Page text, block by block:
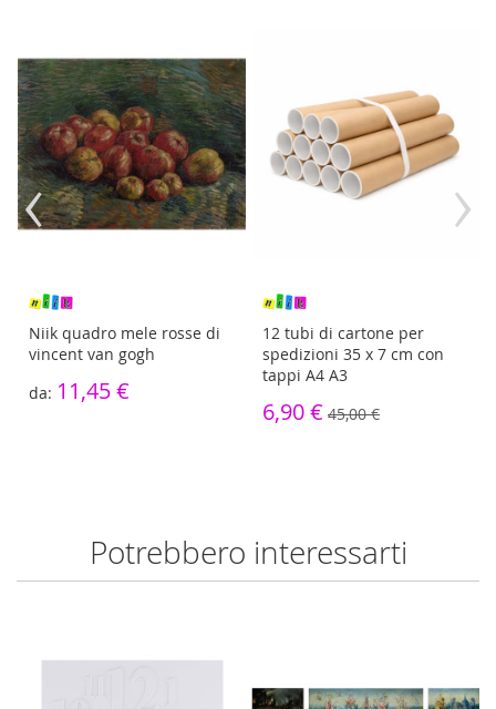
Niik quadro mele rosse di
vincent van gogh
11,45 €
12 tubi di cartone per
spedizioni 35 x 7 cm con
tappi A4 A3
6,90 € 45,00 €
‹ ›
Potrebbero interessarti